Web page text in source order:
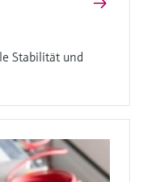
Stabilität und